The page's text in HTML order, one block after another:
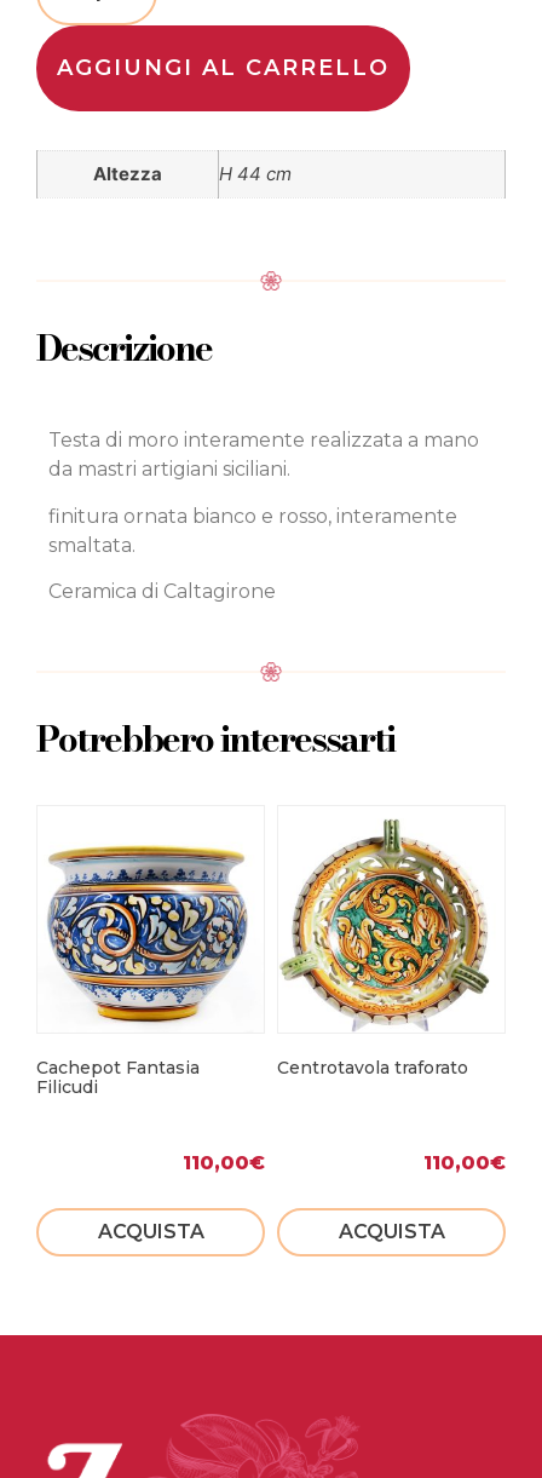
AGGIUNGI AL CARRELLO
Altezza H 44 cm
Descrizione
Testa di moro interamente realizzata a mano
da mastri artigiani siciliani.
finitura ornata bianco e rosso, interamente
smaltata.
Ceramica di Caltagirone
Potrebbero interessarti
Cachepot Fantasia
Filicudi
110,00€
ACQUISTA
Centrotavola traforato
110,00€
ACQUISTA